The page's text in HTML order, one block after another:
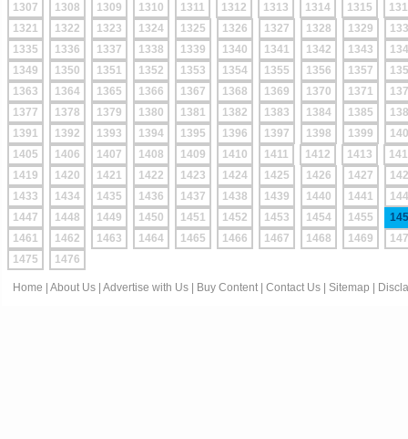
1307
1308 1309 1310 1311 1312 1313 1314 1315
1321
1322 1323 1324 1325 1326 1327 1328 1329
1335
1336 1337 1338 1339 1340 1341 1342 1343
1349
1350 1351 1352 1353 1354 1355 1356 1357
1363
1364 1365 1366 1367 1368 1369 1370 1371
1377
1378 1379 1380 1381 1382 1383 1384 1385
1391
1392 1393 1394 1395 1396 1397 1398 1399
1405
1406 1407 1408 1409 1410 1411 1412 1413
1419
1420 1421 1422 1423 1424 1425 1426 1427
1433
1434 1435 1436 1437 1438 1439 1440 1441
1447
1448 1449 1450 1451 1452 1453 1454 1455
1461
1462 1463 1464 1465 1466 1467 1468 1469
1475
1476
Home About Us Advertise with Us Buy Content Contact Us Sitemap